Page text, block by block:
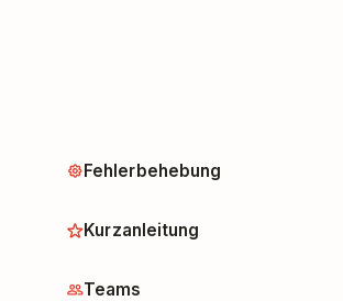
Fehlerbehebung
Kurzanleitung
Teams